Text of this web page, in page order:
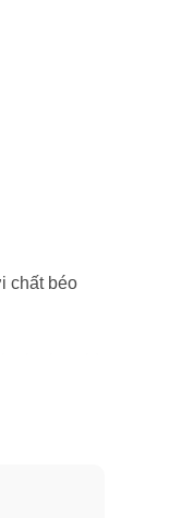
chất béo